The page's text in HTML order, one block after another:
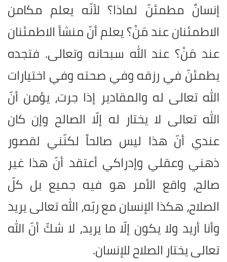
إنسانٌ مطمئنّ لماذا؟ لأنّه يعلم مكامن
الاطمئنان عند مَنْ؟ يعلم أنّ منشأ الاطمئنان
عند مَنْ؟ عند الله سبحانه وتعالى. فتجده
يطمئنّ في رزقه وفي صحته وفي اختيارات
الله تعالى له والمقادير إذا جرت، يؤمن أنّ
الله تعالى لا يختار له إلّا الصالح وإن كان
عندي أنّ هذا ليس صالحاً لكنّني لقصور
ذهني وعقلي وإدراكي أعتقد أنّ هذا غير
صالح، واقع الأمر هو فيه جميع بل كلّ
الصلاح، هكذا الإنسان مع ربّه، الله تعالى يريد
وأنا أريد ولا يكون إلّا ما يريد، لا شكّ أنّ الله
تعالى يختار الصلاح للإنسان.